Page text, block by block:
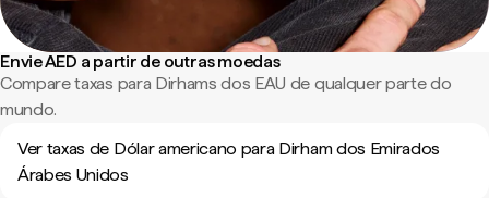
Envie AED a partir de outras moedas
Compare taxas para Dirhams dos EAU de qualquer parte do
mundo.
Ver taxas de Dólar americano para Dirham dos Emirados
Árabes Unidos